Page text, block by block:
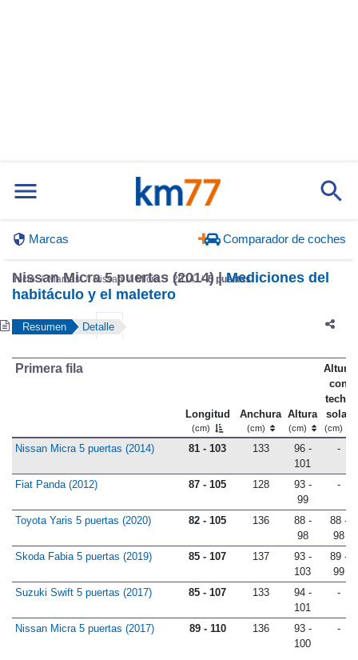
Marcas Comparador de coches
Inicio Marcas Nissan Micra 2014 5 puertas
Nissan Micra 5 puertas (2014) |Mediciones del
habitáculo y el maletero
Resumen Detalle
Primera fila
Longitud
(cm)
Anchura
(cm)
Altura
(cm)
Altura
con
techo
solar
(cm)
Nissan Micra 5 puertas (2014) 81 - 103 133
96 -
101
-
Fiat Panda (2012) 87 - 105 128
93 -
99
-
Toyota Yaris 5 puertas (2020) 82 - 105 136
88 -
98
88 -
98
Skoda Fabia 5 puertas (2019)
85 - 107 137
93 -
103
89 -
99
Suzuki Swift 5 puertas (2017)
85 - 107 133
94 -
101
-
Nissan Micra 5 puertas (2017) 89 - 110 136
93 -
100
-